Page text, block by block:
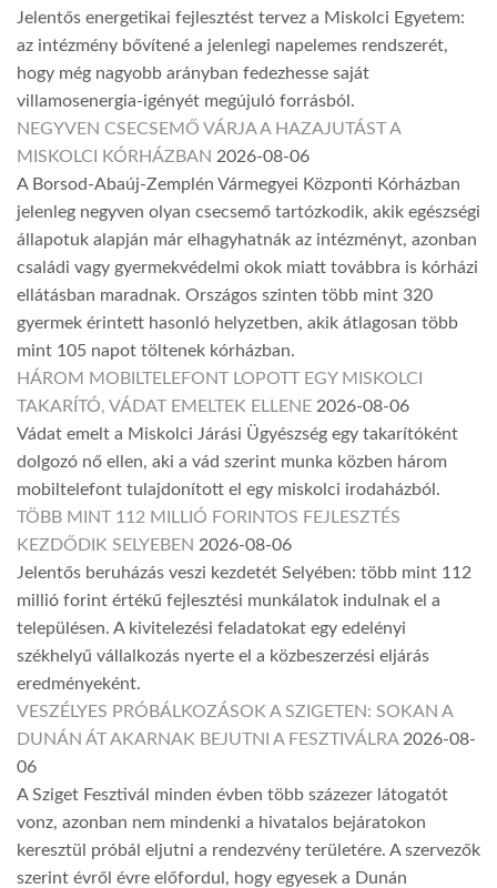
Jelentős energetikai fejlesztést tervez a Miskolci Egyetem:
az intézmény bővítené a jelenlegi napelemes rendszerét,
hogy még nagyobb arányban fedezhesse saját
villamosenergia-igényét megújuló forrásból.
NEGYVEN CSECSEMŐ VÁRJA A HAZAJUTÁST A
MISKOLCI KÓRHÁZBAN 2026-08-06
A Borsod-Abaúj-Zemplén Vármegyei Központi Kórházban
jelenleg negyven olyan csecsemő tartózkodik, akik egészségi
állapotuk alapján már elhagyhatnák az intézményt, azonban
családi vagy gyermekvédelmi okok miatt továbbra is kórházi
ellátásban maradnak. Országos szinten több mint 320
gyermek érintett hasonló helyzetben, akik átlagosan több
mint 105 napot töltenek kórházban.
HÁROM MOBILTELEFONT LOPOTT EGY MISKOLCI
TAKARÍTÓ, VÁDAT EMELTEK ELLENE 2026-08-06
Vádat emelt a Miskolci Járási Ügyészség egy takarítóként
dolgozó nő ellen, aki a vád szerint munka közben három
mobiltelefont tulajdonított el egy miskolci irodaházból.
TÖBB MINT 112 MILLIÓ FORINTOS FEJLESZTÉS
KEZDŐDIK SELYEBEN 2026-08-06
Jelentős beruházás veszi kezdetét Selyében: több mint 112
millió forint értékű fejlesztési munkálatok indulnak el a
településen. A kivitelezési feladatokat egy edelényi
székhelyű vállalkozás nyerte el a közbeszerzési eljárás
eredményeként.
VESZÉLYES PRÓBÁLKOZÁSOK A SZIGETEN: SOKAN A
DUNÁN ÁT AKARNAK BEJUTNI A FESZTIVÁLRA 2026-08-
06
A Sziget Fesztivál minden évben több százezer látogatót
vonz, azonban nem mindenki a hivatalos bejáratokon
keresztül próbál eljutni a rendezvény területére. A szervezők
szerint évről évre előfordul, hogy egyesek a Dunán